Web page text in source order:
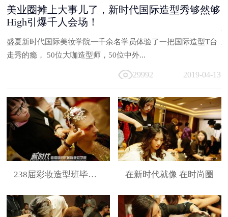
美业圈摊上大事儿了，新时代国际造型秀够然够
High引爆千人会场！
盛夏新时代国际美妆学院一千余名学员体验了一把国际造型T台
走秀的瘾， 50位大咖造型师，50位中外...
29992 2019-04-13
238届彩妆造型班毕业展 在新时代就像 在时尚圈